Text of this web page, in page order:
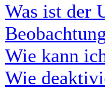
Was ist der
Wie kann
Wie